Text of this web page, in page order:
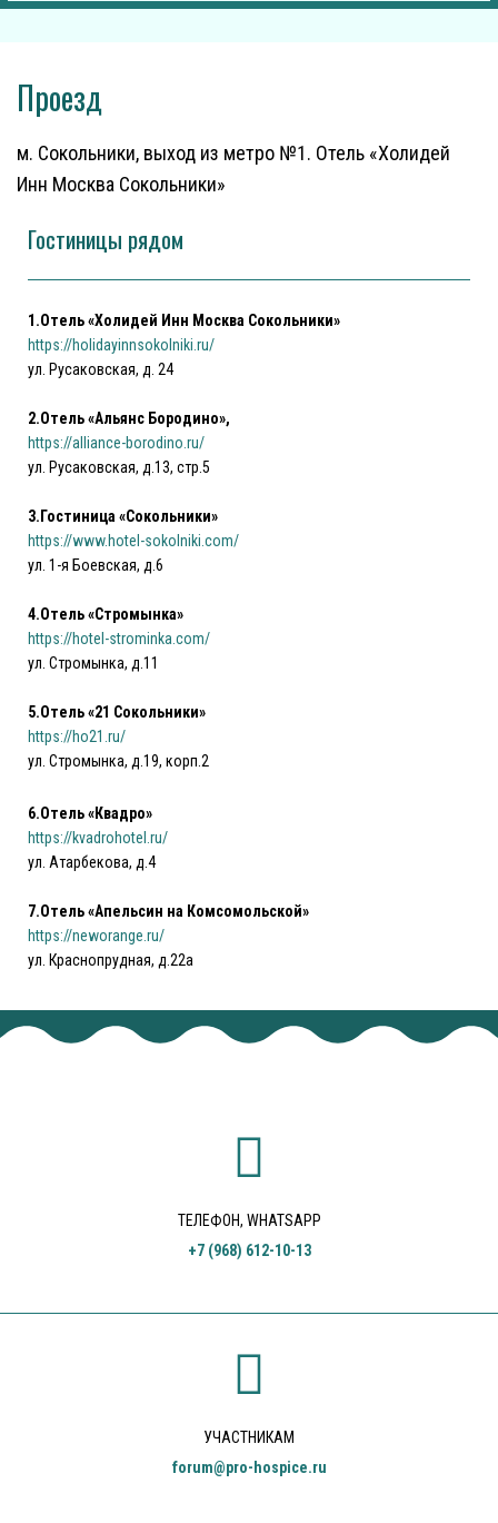
Проезд
м. Сокольники, выход из метро №1. Отель «Холидей
Инн Москва Сокольники»
Гостиницы рядом
1.Отель «Холидей Инн Москва Сокольники»
https://holidayinnsokolniki.ru/
ул. Русаковская, д. 24
2.Отель «Альянс Бородино»,
https://alliance-borodino.ru/
ул. Русаковская, д.13, стр.5
3.Гостиница «Сокольники»
https://www.hotel-sokolniki.com/
ул. 1-я Боевская, д.6
4.Отель «Стромынка»
https://hotel-strominka.com/
ул. Стромынка, д.11
5.Отель «21 Сокольники»
https://ho21.ru/
ул. Стромынка, д.19, корп.2
6.Отель «Квадро»
https://kvadrohotel.ru/
ул. Атарбекова, д.4
7.Отель «Апельсин на Комсомольской»
https://neworange.ru/
ул. Краснопрудная, д.22а
ТЕЛЕФОН, WHATSAPP
+7 (968) 612-10-13
УЧАСТНИКАМ
forum@pro-hospice.ru